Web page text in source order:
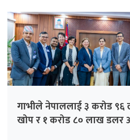
गाभीले नेपाललाई ३ करोड
खोप र १ करोड ८० लाख डलर